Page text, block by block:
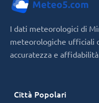
I dati meteorologici di
meteorologiche ufficiali
accuratezza e
Città Popolari